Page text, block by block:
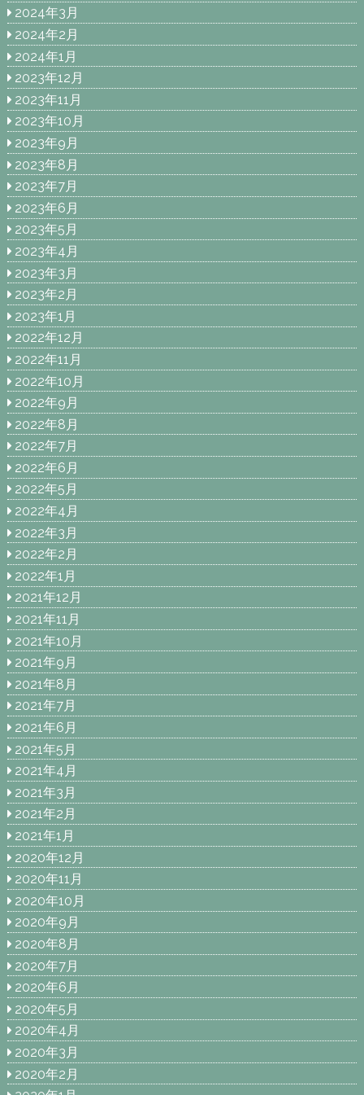
2024年3月
2024年2月
2024年1月
2023年12月
2023年11月
2023年10月
2023年9月
2023年8月
2023年7月
2023年6月
2023年5月
2023年4月
2023年3月
2023年2月
2023年1月
2022年12月
2022年11月
2022年10月
2022年9月
2022年8月
2022年7月
2022年6月
2022年5月
2022年4月
2022年3月
2022年2月
2022年1月
2021年12月
2021年11月
2021年10月
2021年9月
2021年8月
2021年7月
2021年6月
2021年5月
2021年4月
2021年3月
2021年2月
2021年1月
2020年12月
2020年11月
2020年10月
2020年9月
2020年8月
2020年7月
2020年6月
2020年5月
2020年4月
2020年3月
2020年2月